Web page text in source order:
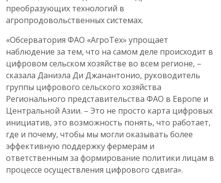
преобразующих технологий в
агропродовольственных системах.
«Обсерватория ФАО «АгроТех» упрощает
наблюдение за тем, что на самом деле происходит в
цифровом сельском хозяйстве во всем регионе, –
сказала Даниэла Ди Джанантонио, руководитель
группы цифрового сельского хозяйства
Регионального представительства ФАО в Европе и
Центральной Азии. – Это не просто карта цифровых
инициатив, это возможность понять, что работает,
где и почему, чтобы мы могли оказывать более
эффективную поддержку фермерам и
ответственным за формирование политики лицам в
процессе осуществления цифрового сдвига».